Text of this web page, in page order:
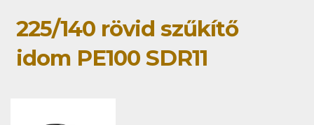
225/140 rövid szűkítő
idom PE100 SDR11